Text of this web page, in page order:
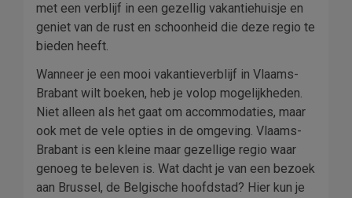
met een verblijf in een gezellig vakantiehuisje en
geniet van de rust en schoonheid die deze regio te
bieden heeft.
Wanneer je een mooi vakantieverblijf in Vlaams-
Brabant wilt boeken, heb je volop mogelijkheden.
Niet alleen als het gaat om accommodaties, maar
ook met de vele opties in de omgeving. Vlaams-
Brabant is een kleine maar gezellige regio waar
genoeg te beleven is. Wat dacht je van een bezoek
aan Brussel, de Belgische hoofdstad? Hier kun je